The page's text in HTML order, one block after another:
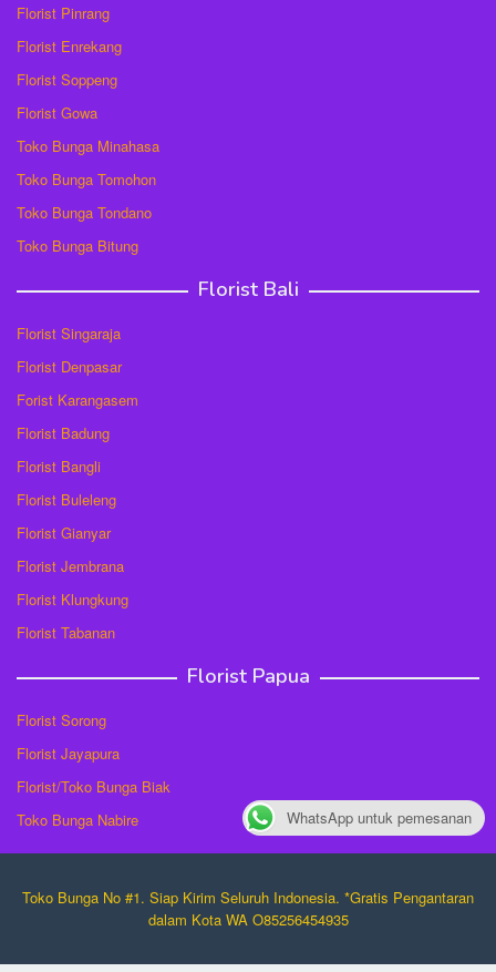
Florist Pinrang
Florist Enrekang
Florist Soppeng
Florist Gowa
Toko Bunga Minahasa
Toko Bunga Tomohon
Toko Bunga Tondano
Toko Bunga Bitung
Florist Bali
Florist Singaraja
Florist Denpasar
Forist Karangasem
Florist Badung
Florist Bangli
Florist Buleleng
Florist Gianyar
Florist Jembrana
Florist Klungkung
Florist Tabanan
Florist Papua
Florist Sorong
Florist Jayapura
Florist/Toko Bunga Biak
Toko Bunga Nabire
Toko Bunga No #1. Siap Kirim Seluruh Indonesia. *Gratis Pengantaran
dalam Kota WA O85256454935
WhatsApp untuk pemesanan